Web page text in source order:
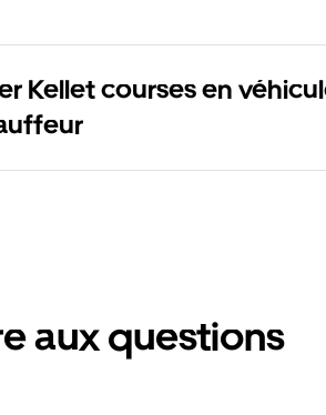
Kellet courses en
aux questions